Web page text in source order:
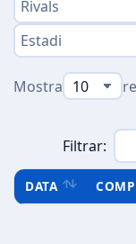
Mostra
Filtrar:
DATA